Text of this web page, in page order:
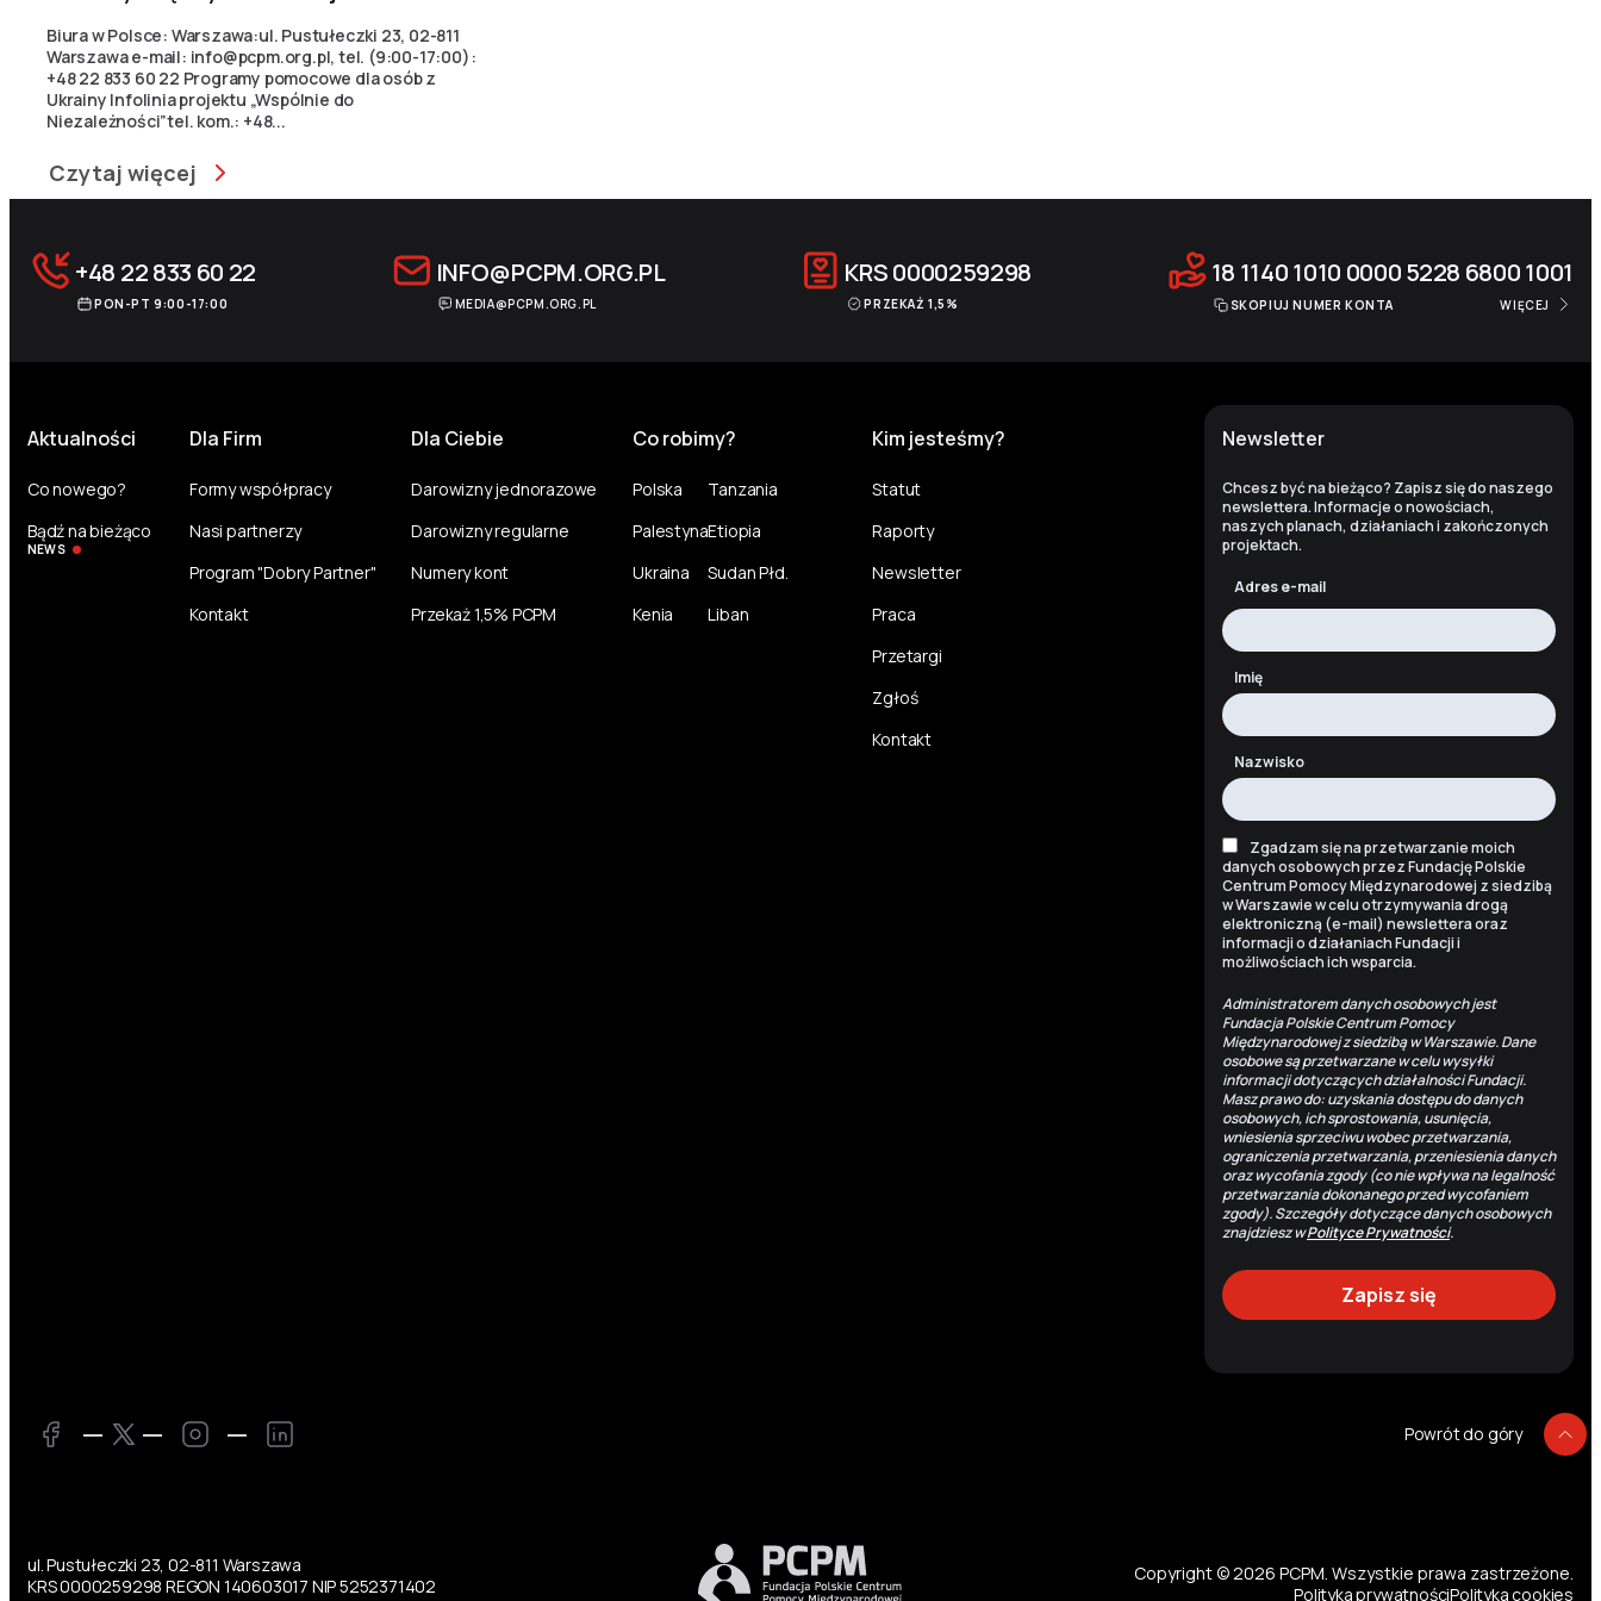
Biura w Polsce: Warszawa:ul. Pustułeczki 23, 02-811
Warszawa e-mail: info@pcpm.org.pl, tel. (9:00-17:00):
+48 22 833 60 22 Programy pomocowe dla osób z
Ukrainy Infolinia projektu „Wspólnie do
Niezależności”tel. kom.: +48...
Czytaj więcej
+48 22 833 60 22
PON-PT 9:00-17:00
INFO@PCPM.ORG.PL
MEDIA@PCPM.ORG.PL
KRS0000259298
PRZEKAŻ 1,5%
18 1140 1010 0000 5228 6800 1001
SKOPIUJ NUMER KONTA WIĘCEJ
Newsletter
Chcesz być na bieżąco? Zapisz się do naszego
newslettera. Informacje o nowościach,
naszych planach, działaniach i zakończonych
projektach.
Adres e-mail
Imię
Nazwisko
Zgadzam się na przetwarzanie moich
danych osobowych przez Fundację Polskie
Centrum Pomocy Międzynarodowej z siedzibą
w Warszawie w celu otrzymywania drogą
elektroniczną (e-mail) newslettera oraz
informacji o działaniach Fundacji i
możliwościach ich wsparcia.
Administratorem danych osobowych jest
Fundacja Polskie Centrum Pomocy
Międzynarodowej z siedzibą w Warszawie. Dane
osobowe są przetwarzane w celu wysyłki
informacji dotyczących działalności Fundacji.
Masz prawo do: uzyskania dostępu do danych
osobowych, ich sprostowania, usunięcia,
wniesienia sprzeciwu wobec przetwarzania,
ograniczenia przetwarzania, przeniesienia danych
oraz wycofania zgody (co nie wpływa na legalność
przetwarzania dokonanego przed wycofaniem
zgody). Szczegóły dotyczące danych osobowych
znajdziesz wPolityce Prywatności.
Aktualności
Co nowego?
Bądź na bieżąco
NEWS
Dla Firm
Formy współpracy
Nasi partnerzy
Program "Dobry Partner"
Kontakt
Dla Ciebie
Darowizny jednorazowe
Darowizny regularne
Numery kont
Przekaż 1,5% PCPM
Co robimy?
Polska
Palestyna
Ukraina
Kenia
Tanzania
Etiopia
Sudan Płd.
Liban
Kim jesteśmy?
Statut
Raporty
Newsletter
Praca
Przetargi
Zgłoś
Kontakt
FacebookTwitter InstagramLinkedIn Powrót do góry
ul. Pustułeczki 23, 02-811 Warszawa
KRS 0000259298 REGON 140603017 NIP 5252371402
Copyright © 2026 PCPM. Wszystkie prawa zastrzeżone.
Polityka prywatnościPolityka cookies